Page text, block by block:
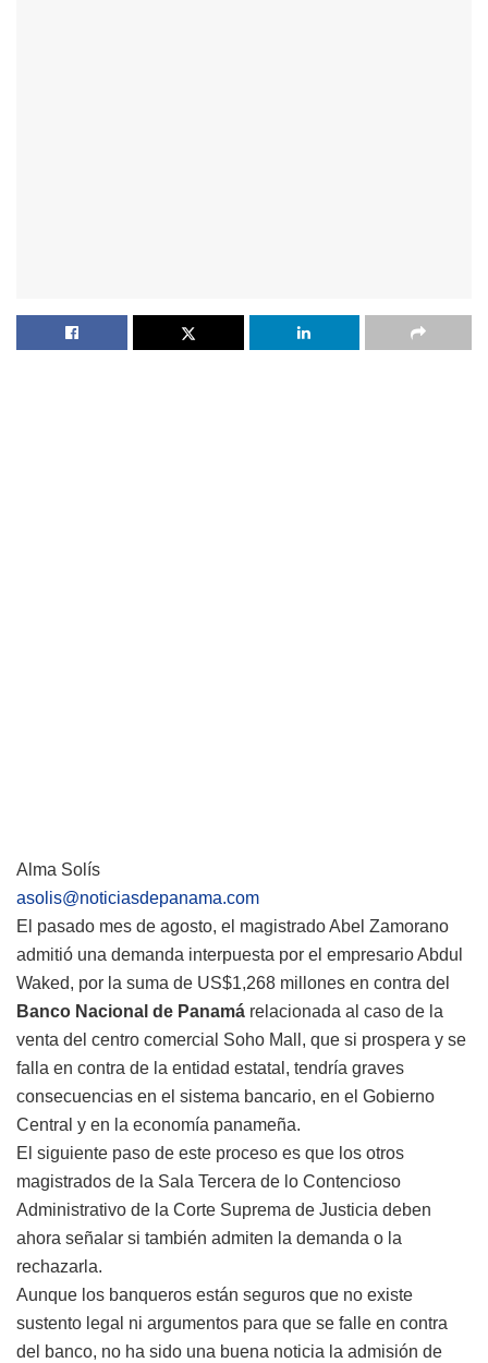
Alma Solís
asolis@noticiasdepanama.com
El pasado mes de agosto, el magistrado Abel Zamorano
admitió una demanda interpuesta por el empresario Abdul
Waked, por la suma de US$1,268 millones en contra del
Banco Nacional de Panamá relacionada al caso de la
venta del centro comercial Soho Mall, que si prospera y se
falla en contra de la entidad estatal, tendría graves
consecuencias en el sistema bancario, en el Gobierno
Central y en la economía panameña.
El siguiente paso de este proceso es que los otros
magistrados de la Sala Tercera de lo Contencioso
Administrativo de la Corte Suprema de Justicia deben
ahora señalar si también admiten la demanda o la
rechazarla.
Aunque los banqueros están seguros que no existe
sustento legal ni argumentos para que se falle en contra
del banco, no ha sido una buena noticia la admisión de